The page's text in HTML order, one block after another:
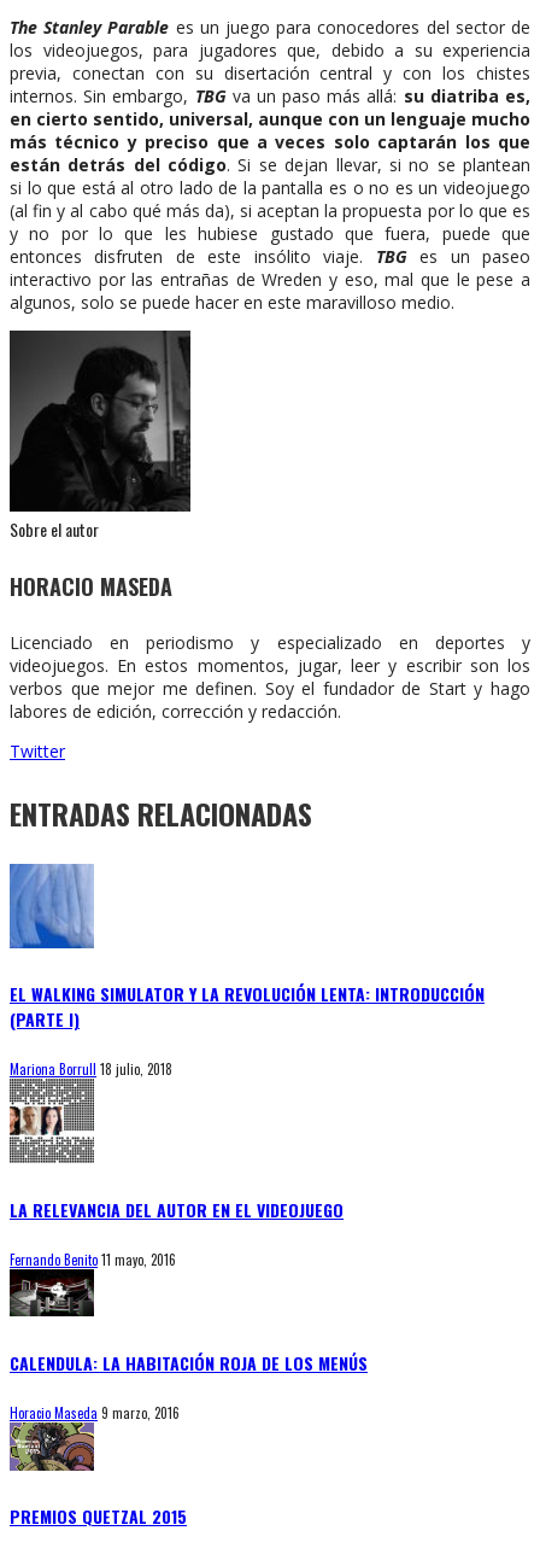
The Stanley Parable es un juego para conocedores del sector de
los videojuegos, para jugadores que, debido a su experiencia
previa, conectan con su disertación central y con los chistes
internos. Sin embargo, TBGva un paso más allá: su diatriba es,
en cierto sentido, universal, aunque con un lenguaje mucho
más técnico y preciso que a veces solo captarán los que
están detrás del código. Si se dejan llevar, si no se plantean
si lo que está al otro lado de la pantalla es o no es un videojuego
(al fin y al cabo qué más da), si aceptan la propuesta por lo que es
y no por lo que les hubiese gustado que fuera, puede que
entonces disfruten de este insólito viaje. TBGes un paseo
interactivo por las entrañas de Wreden y eso, mal que le pese a
algunos, solo se puede hacer en este maravilloso medio.
Sobre el autor
HORACIO MASEDA
Licenciado en periodismo y especializado en deportes y
videojuegos. En estos momentos, jugar, leer y escribir son los
verbos que mejor me definen. Soy el fundador de Start y hago
labores de edición, corrección y redacción.
Twitter
ENTRADAS RELACIONADAS
EL WALKING SIMULATOR Y LA REVOLUCIÓN LENTA: INTRODUCCIÓN
(PARTE I)
Mariona Borrull 18 julio, 2018
LA RELEVANCIA DEL AUTOR EN EL VIDEOJUEGO
Fernando Benito11 mayo, 2016
CALENDULA: LA HABITACIÓN ROJA DE LOS MENÚS
Horacio Maseda 9 marzo, 2016
PREMIOS QUETZAL 2015